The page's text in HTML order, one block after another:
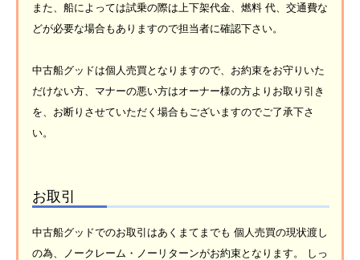
また、船によっては試乗の際は上下架代金、燃料 代、交通費な
どが必要な場合もありますので担当者に確認下さい。
中古船グッドは個人売買となりますので、お約束をお守りいた
だけない方、マナーの悪い方はオーナー様の方よりお取り引き
を、お断りさせていただく場合もございますのでご了承下さ
い。
お取引
中古船グッドでのお取引はあくまてまでも 個人売買の現状渡し
の為、ノークレーム・ノーリターンがお約束となります。 しっ